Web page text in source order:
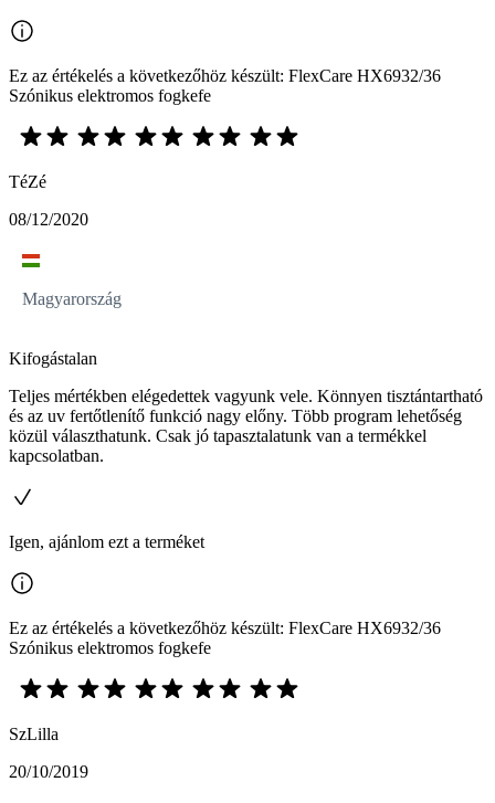
Ez az értékelés a következőhöz készült: FlexCare HX6932/36
Szónikus elektromos fogkefe
TéZé
08/12/2020
Magyarország
Kifogástalan
Teljes mértékben elégedettek vagyunk vele. Könnyen tisztántartható
és az uv fertőtlenítő funkció nagy előny. Több program lehetőség
közül választhatunk. Csak jó tapasztalatunk van a termékkel
kapcsolatban.
Igen, ajánlom ezt a terméket
Ez az értékelés a következőhöz készült: FlexCare HX6932/36
Szónikus elektromos fogkefe
SzLilla
20/10/2019